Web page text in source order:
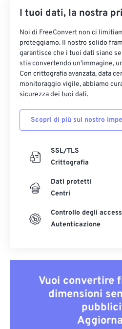
I tuoi dati, la nostra
Noi di FreeConvert non ci
proteggiamo. Il nostro solido
garantisce che i tuoi dati siano
stia convertendo un'immagine,
Con crittografia avanzata, data
monitoraggio vigile, abbiamo
sicurezza dei tuoi dati.
Scopri di più sul nostro
SSL/TLS
Crittografia
Dati protetti
Centri
Controllo degli
Autenticazione
Vuoi convertire
dimensioni